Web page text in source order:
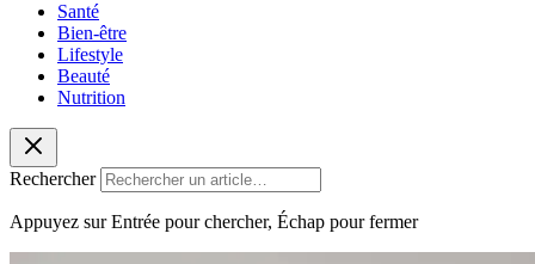
Santé
Bien-être
Lifestyle
Beauté
Nutrition
Rechercher
Appuyez sur Entrée pour chercher, Échap pour fermer